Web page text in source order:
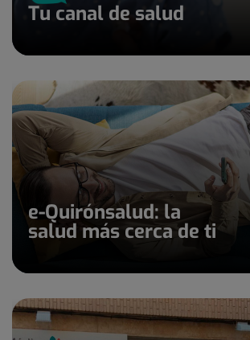
Tu canal de salud
e-Quirónsalud: la
salud más cerca de ti